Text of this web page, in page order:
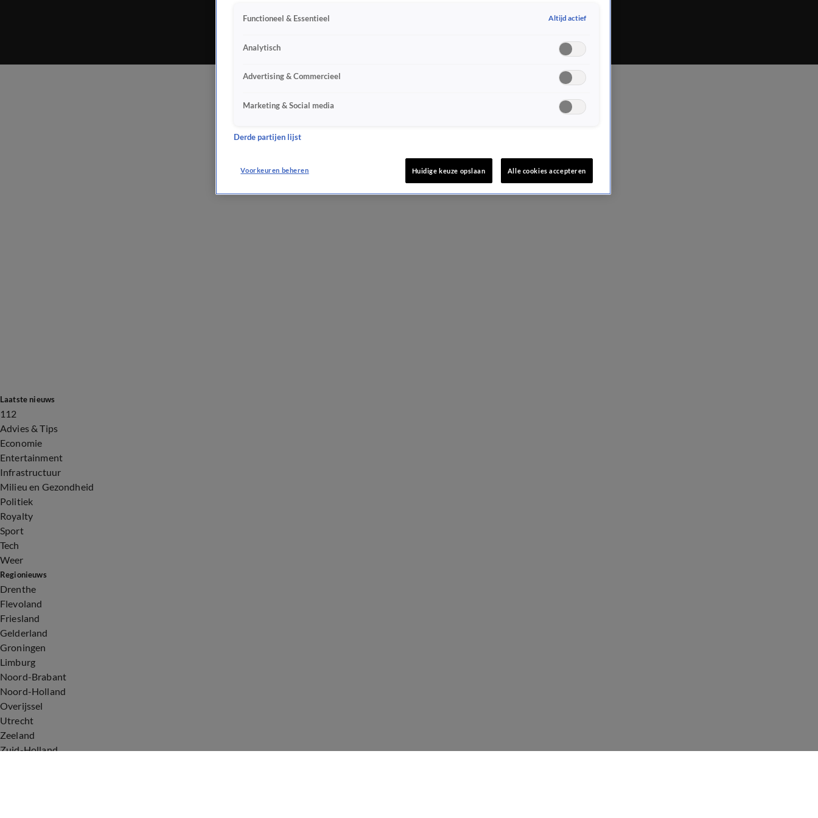
Laatste nieuws
112
Advies & Tips
Economie
Entertainment
Infrastructuur
Milieu en Gezondheid
Politiek
Royalty
Sport
Tech
Weer
Regionieuws
Drenthe
Flevoland
Friesland
Gelderland
Groningen
Limburg
Noord-Brabant
Noord-Holland
Overijssel
Utrecht
Zeeland
Zuid-Holland
Functioneel & Essentieel Altijd actief
Analytisch
Advertising & Commercieel
Marketing & Social media
Derde partijen lijst
Voorkeuren beheren Huidige keuze opslaan Alle cookies accepteren